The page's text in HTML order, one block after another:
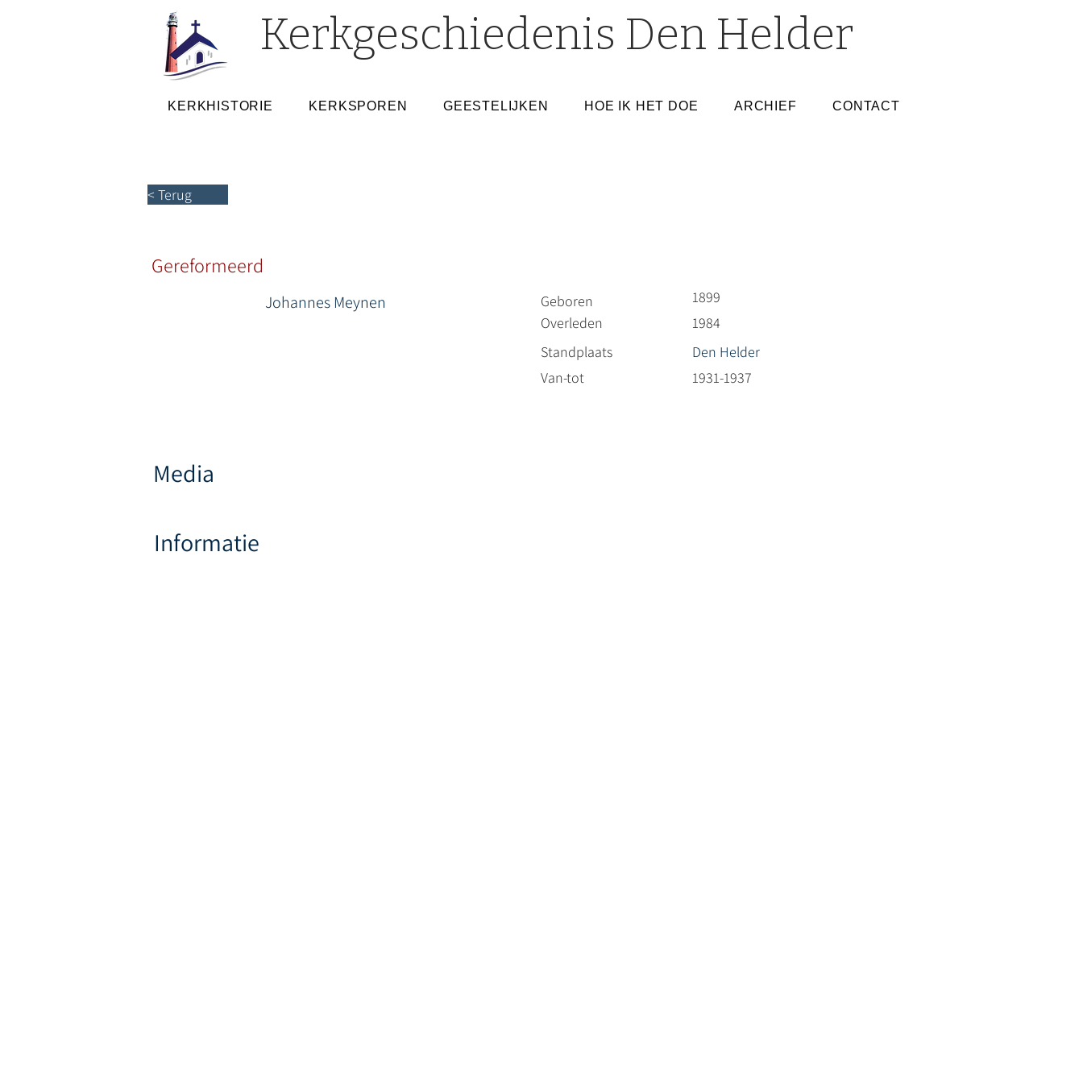
Kerkgeschiedenis Den Helder
KERKHISTORIE KERKSPOREN GEESTELIJKEN HOE IK HET DOE ARCHIEF CONTACT
< Terug
Gereformeerd
Johannes Meynen
Geboren
Overleden
Standplaats
Van-tot
1899
1984
Den Helder
1931-1937
Media
Informatie